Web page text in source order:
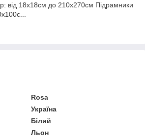
від 18х18см до 210х270см Підрамники
Rosa
Україна
Білий
Льон